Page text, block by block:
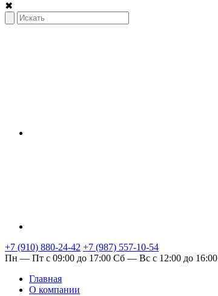
✖
+7 (910) 880-24-42 +7 (987) 557-10-54
Пн — Пт с 09:00 до 17:00 Сб — Вс с 12:00 до 16:00
Главная
О компании